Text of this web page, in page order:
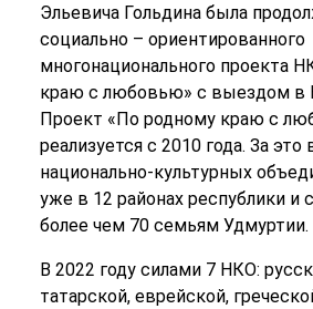
Эльевича Гольдина была
социально – ориентированного
многонационального проекта
краю с любовью» с выездом в
Проект «По родному краю с
реализуется с 2010 года. За
национально-культурных
уже в 12 районах республики и
более чем 70 семьям Удмуртии.
В 2022 году силами 7 НКО:
татарской, еврейской,